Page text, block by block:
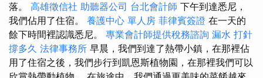
落。 高雄徵信社 助聽器公司 台北會計師 下午到達悉尼，
我們佔用了住宿。 養護中心 單人房 菲律賓簽證 在一天的
餘下時間裡認識悉尼。 專業會計師提供稅務諮詢 漏水 打針
撐多久 法律事務所 早晨，我們到達了熱帶小鎮，在那裡佔
用了住宿之後，我們步行到凱恩斯植物園，在那裡我們可以